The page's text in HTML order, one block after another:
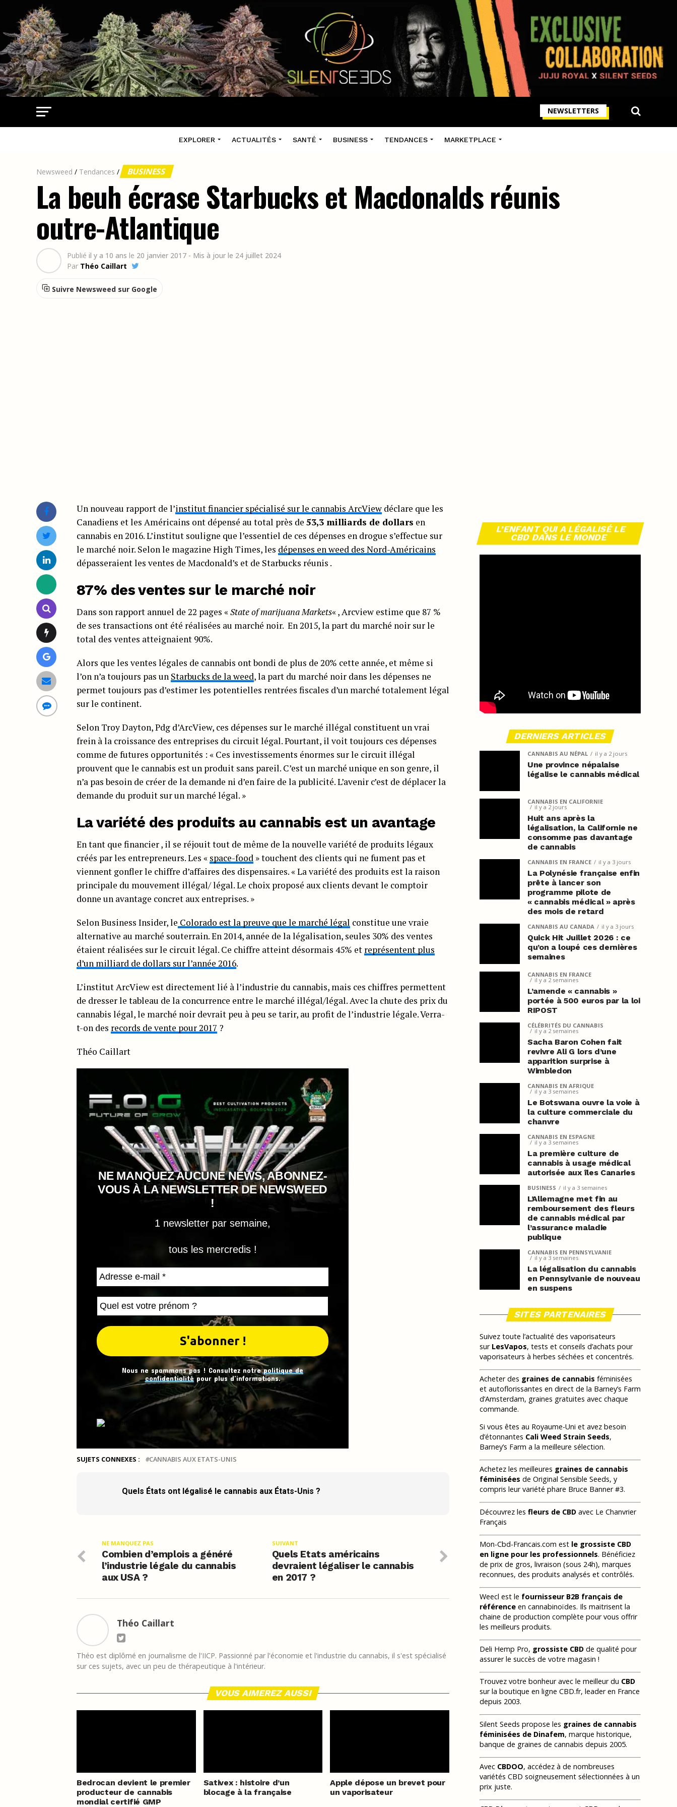
NEWSLETTERS
EXPLORER ACTUALITÉS SANTÉ BUSINESS TENDANCES MARKETPLACE
Newsweed / Tendances / BUSINESS
La beuh écrase Starbucks et Macdonalds réunis
outre-Atlantique
Publié il y a 10 ans le 20 janvier 2017 - Mis à jour le 24 juillet 2024
Par Théo Caillart
Suivre Newsweed sur Google
Un nouveau rapport de l’institut financier spécialisé sur le cannabis ArcView déclare que les
Canadiens et les Américains ont dépensé au total près de 53,3 milliards de dollars en
cannabis en 2016. L’institut souligne que l’essentiel de ces dépenses en drogue s’effectue sur
le marché noir. Selon le magazine High Times, les dépenses en weed des Nord-Américains
dépasseraient les ventes de Macdonald’s et de Starbucks réunis .
87% des ventes sur le marché noir
Dans son rapport annuel de 22 pages «State of marijuana Markets« , Arcview estime que 87 %
de ses transactions ont été réalisées au marché noir. En 2015, la part du marché noir sur le
total des ventes atteignaient 90%.
Alors que les ventes légales de cannabis ont bondi de plus de 20% cette année, et même si
l’on n’a toujours pas un Starbucks de la weed, la part du marché noir dans les dépenses ne
permet toujours pas d’estimer les potentielles rentrées fiscales d’un marché totalement légal
sur le continent.
Selon Troy Dayton, Pdg d’ArcView, ces dépenses sur le marché illégal constituent un vrai
frein à la croissance des entreprises du circuit légal. Pourtant, il voit toujours ces dépenses
comme de futures opportunités : « Ces investissements énormes sur le circuit illégal
prouvent que le cannabis est un produit sans pareil. C’est un marché unique en son genre, il
n’a pas besoin de créer de la demande ni d’en faire de la publicité. L’avenir c’est de déplacer la
demande du produit sur un marché légal. »
La variété des produits au cannabis est un avantage
En tant que financier , il se réjouit tout de même de la nouvelle variété de produits légaux
créés par les entrepreneurs. Les « space-food » touchent des clients qui ne fument pas et
viennent gonfler le chiffre d’affaires des dispensaires. « La variété des produits est la raison
principale du mouvement illégal/ légal. Le choix proposé aux clients devant le comptoir
donne un avantage concret aux entreprises. »
Selon Business Insider, le Colorado est la preuve que le marché légal constitue une vraie
alternative au marché souterrain. En 2014, année de la légalisation, seules 30% des ventes
étaient réalisées sur le circuit légal. Ce chiffre atteint désormais 45% et représentent plus
d’un milliard de dollars sur l’année 2016.
L’institut ArcView est directement lié à l’industrie du cannabis, mais ces chiffres permettent
de dresser le tableau de la concurrence entre le marché illégal/légal. Avec la chute des prix du
cannabis légal, le marché noir devrait peu à peu se tarir, au profit de l’industrie légale. Verra-
t-on des records de vente pour 2017 ?
Théo Caillart
NE MANQUEZ AUCUNE NEWS, ABONNEZ-
VOUS À LA NEWSLETTER DE NEWSWEED
!
1 newsletter par semaine,
tous les mercredis !
Nous ne spammons pas ! Consultez notrepolitique de
confidentialitépour plus d’informations.
SUJETS CONNEXES : CANNABIS AUX ETATS-UNIS
Quels États ont légalisé le cannabis aux États-Unis ?
SUIVANT
Quels Etats américains
devraient légaliser le cannabis
en 2017 ?
NE MANQUEZ PAS
Combien d’emplois a généré
l’industrie légale du cannabis
aux USA ?
Théo Caillart
Théo est diplômé en journalisme de l'IICP. Passionné par l'économie et l'industrie du cannabis, il s'est spécialisé
sur ces sujets, avec un peu de thérapeutique à l'intérieur.
VOUS AIMEREZ AUSSI
Bedrocan devient le premier
producteur de cannabis
mondial certifié GMP
Sativex : histoire d’un
blocage à la française
Apple dépose un brevet pour
un vaporisateur
L’ENFANT QUI A LÉGALISÉ LE
CBD DANS LE MONDE
DERNIERS ARTICLES
CANNABIS AU NÉPAL il y a 2 jours
Une province népalaise
légalise le cannabis médical
CANNABIS EN CALIFORNIE
il y a 2 jours
Huit ans après la
légalisation, la Californie ne
consomme pas davantage
de cannabis
CANNABIS EN FRANCE il y a 3 jours
La Polynésie française enfin
prête à lancer son
programme pilote de
« cannabis médical » après
des mois de retard
CANNABIS AU CANADA il y a 3 jours
Quick Hit Juillet 2026 : ce
qu’on a loupé ces dernières
semaines
CANNABIS EN FRANCE
il y a 2 semaines
L’amende « cannabis »
portée à 500 euros par la loi
RIPOST
CÉLÉBRITÉS DU CANNABIS
il y a 2 semaines
Sacha Baron Cohen fait
revivre Ali G lors d’une
apparition surprise à
Wimbledon
CANNABIS EN AFRIQUE
il y a 3 semaines
Le Botswana ouvre la voie à
la culture commerciale du
chanvre
CANNABIS EN ESPAGNE
il y a 3 semaines
La première culture de
cannabis à usage médical
autorisée aux îles Canaries
BUSINESS il y a 3 semaines
L’Allemagne met fin au
remboursement des fleurs
de cannabis médical par
l’assurance maladie
publique
CANNABIS EN PENNSYLVANIE
il y a 3 semaines
La légalisation du cannabis
en Pennsylvanie de nouveau
en suspens
SITES PARTENAIRES
Suivez toute l’actualité des vaporisateurs
sur LesVapos, tests et conseils d’achats pour
vaporisateurs à herbes séchées et concentrés.
Acheter des graines de cannabis féminisées
et autoflorissantes en direct de la Barney’s Farm
d’Amsterdam, graines gratuites avec chaque
commande.
Si vous êtes au Royaume-Uni et avez besoin
d’étonnantes Cali Weed Strain Seeds,
Barney’s Farm a la meilleure sélection.
Achetez les meilleures graines de cannabis
féminisées de Original Sensible Seeds, y
compris leur variété phare Bruce Banner #3.
Découvrez les fleurs de CBD avec Le Chanvrier
Français
Mon-Cbd-Francais.com est le grossiste CBD
en ligne pour les professionnels. Bénéficiez
de prix de gros, livraison (sous 24h), marques
reconnues, des produits analysés et contrôlés.
Weecl est le fournisseur B2B français de
référence en cannabinoïdes. Ils maitrisent la
chaine de production complète pour vous offrir
les meilleurs produits.
Deli Hemp Pro, grossiste CBD de qualité pour
assurer le succès de votre magasin !
Trouvez votre bonheur avec le meilleur du CBD
sur la boutique en ligne CBD.fr, leader en France
depuis 2003.
Silent Seeds propose les graines de cannabis
féminisées de Dinafem, marque historique,
banque de graines de cannabis depuis 2005.
Avec CBDOO, accédez à de nombreuses
variétés CBD soigneusement sélectionnées à un
prix juste.